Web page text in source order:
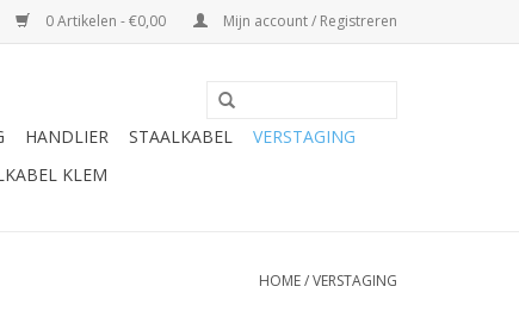
0 Artikelen - €0,00 Mijn account / Registreren
HANDLIER STAALKABEL
VERSTAGING
KLEM
HOME/VERSTAGING